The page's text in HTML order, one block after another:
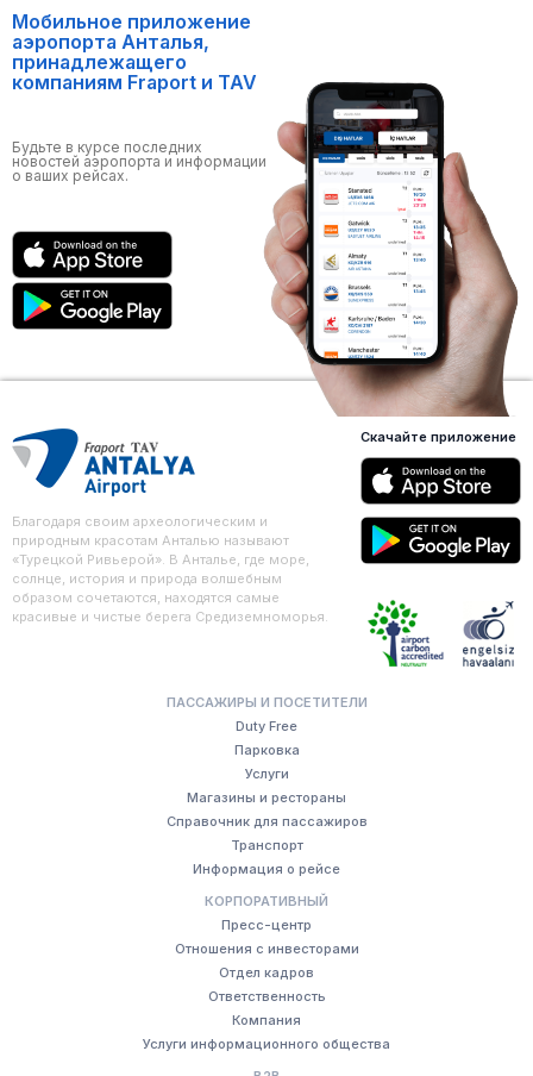
Мобильное приложение
аэропорта Анталья,
принадлежащего
компаниям Fraport и TAV
Будьте в курсе последних
новостей аэропорта и информации
о ваших рейсах.
Благодаря своим археологическим и
природным красотам Анталью называют
«Турецкой Ривьерой». В Анталье, где море,
солнце, история и природа волшебным
образом сочетаются, находятся самые
красивые и чистые берега Средиземноморья.
ПАССАЖИРЫ И ПОСЕТИТЕЛИ
Duty Free
Парковка
Услуги
Магазины и рестораны
Справочник для пассажиров
Транспорт
Информация о рейсе
КОРПОРАТИВНЫЙ
Пресс-центр
Отношения с инвесторами
Отдел кадров
Ответственность
Компания
Услуги информационного общества
Скачайте приложение